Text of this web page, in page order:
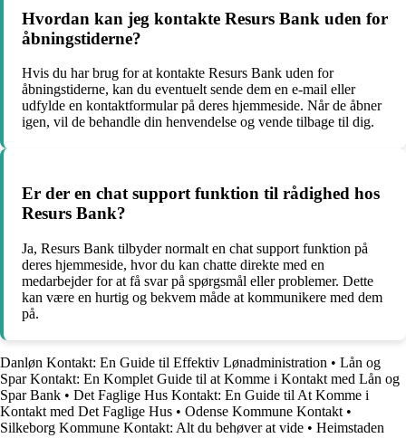
Hvordan kan jeg kontakte Resurs Bank uden for
åbningstiderne?
Hvis du har brug for at kontakte Resurs Bank uden for
åbningstiderne, kan du eventuelt sende dem en e-mail eller
udfylde en kontaktformular på deres hjemmeside. Når de åbner
igen, vil de behandle din henvendelse og vende tilbage til dig.
Er der en chat support funktion til rådighed hos
Resurs Bank?
Ja, Resurs Bank tilbyder normalt en chat support funktion på
deres hjemmeside, hvor du kan chatte direkte med en
medarbejder for at få svar på spørgsmål eller problemer. Dette
kan være en hurtig og bekvem måde at kommunikere med dem
på.
Danløn Kontakt: En Guide til Effektiv Lønadministration • Lån og
Spar Kontakt: En Komplet Guide til at Komme i Kontakt med Lån og
Spar Bank • Det Faglige Hus Kontakt: En Guide til At Komme i
Kontakt med Det Faglige Hus • Odense Kommune Kontakt •
Silkeborg Kommune Kontakt: Alt du behøver at vide • Heimstaden